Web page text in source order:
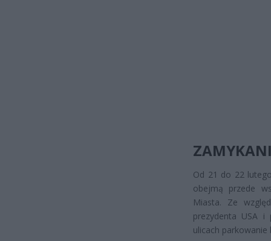
Od 21 do 22
obejmą przede
Miasta. Ze
prezydenta USA i
ulicach